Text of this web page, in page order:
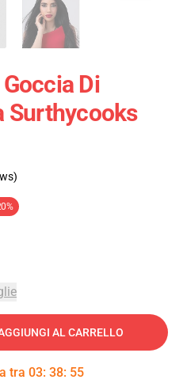
Di
Surthycooks
AL CARRELLO
tra 03: 38: 54